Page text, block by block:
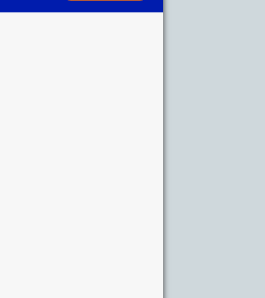
Sběratelství